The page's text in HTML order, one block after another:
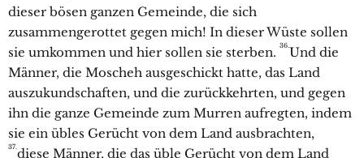
dieser bösen ganzen Gemeinde, die sich
zusammengerottet gegen mich! In dieser Wüste sollen
sie umkommen und hier sollen sie sterben. 36.Und die
Männer, die Moscheh ausgeschickt hatte, das Land
auszukundschaften, und die zurückkehrten, und gegen
ihn die ganze Gemeinde zum Murren aufregten, indem
sie ein übles Gerücht von dem Land ausbrachten,
37.diese Männer, die das üble Gerücht von dem Land